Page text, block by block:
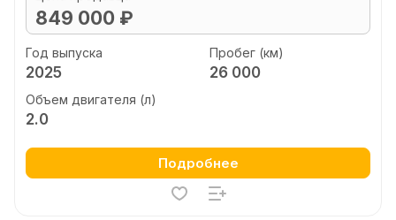
849 000 ₽
Год выпуска
2025
Пробег (км)
26 000
Объем двигателя (л)
2.0
Подробнее